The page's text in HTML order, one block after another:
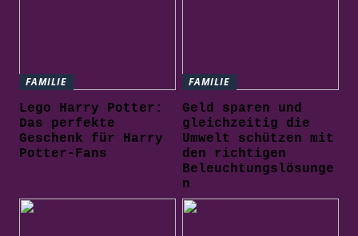
FAMILIE
Lego Harry Potter:
Das perfekte
Geschenk für Harry
Potter-Fans
FAMILIE
Geld sparen und
gleichzeitig die
Umwelt schützen mit
den richtigen
Beleuchtungslösunge
n